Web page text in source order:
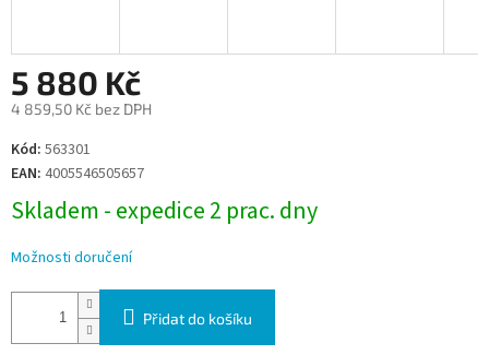
5 880 Kč
4 859,50 Kč bez DPH
Měrná
cena:
Kód: 563301
EAN: 4005546505657
Skladem - expedice 2 prac. dny
Možnosti doručení
Přidat do košíku